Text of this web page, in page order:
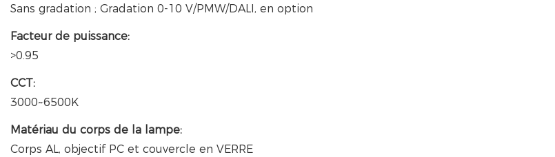
Sans gradation ; Gradation 0-10 V/PMW/DALI, en option
Facteur de puissance:
>0.95
CCT:
3000~6500K
Matériau du corps de la lampe:
Corps AL, objectif PC et couvercle en VERRE